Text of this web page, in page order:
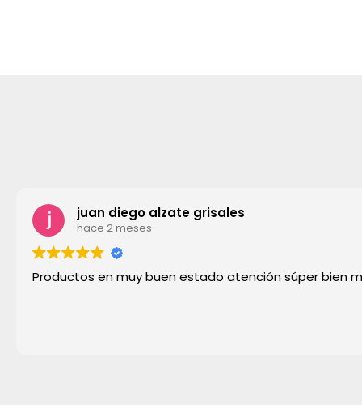
juan diego alzate grisales
hace 2 meses
Productos en muy buen estado atención súper bien